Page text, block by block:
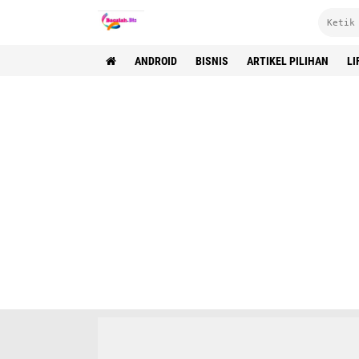
ANDROID BISNIS ARTIKEL PILIHAN